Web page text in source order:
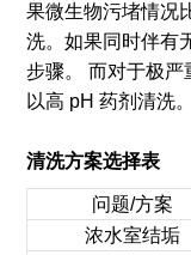
果微生物污堵情况
洗。如果同时伴有
步骤。 而对于极严
以高 pH 药剂清洗。
清洗方案选择表
问题/方案
浓水室结垢